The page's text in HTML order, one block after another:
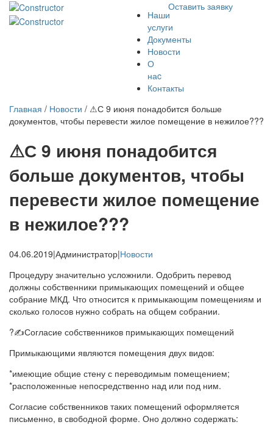
Наши
услуги
Документы
Новости
О
наc
Контакты
Оставить заявку
Главная / Новости / ⚠С 9 июня понадобится больше
документов, чтобы перевести жилое помещение в нежилое???
⚠С 9 июня понадобится
больше документов, чтобы
перевести жилое помещение
в нежилое???
04.06.2019|Администратор|Новости
Процедуру значительно усложнили. Одобрить перевод
должны собственники примыкающих помещений и общее
собрание МКД. Что относится к примыкающим помещениям и
сколько голосов нужно собрать на общем собрании.
?✍Согласие собственников примыкающих помещений
Примыкающими являются помещения двух видов:
*имеющие общие стену с переводимым помещением;
*расположенные непосредственно над или под ним.
Согласие собственников таких помещений оформляется
письменно, в свободной форме. Оно должно содержать: